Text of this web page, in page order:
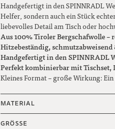
Handgefertigt in den SPINNRADL
Helfer, sondern auch ein Stück
liebevolles Detail am Tisch oder
Aus 100% Tiroler Bergschafwolle
Hitzebeständig,
Handgefertigt in den SPINNRADL
Perfekt kombinierbar mit Tischset,
Kleines Format – große Wirkung:
MATERIAL
GRÖSSE